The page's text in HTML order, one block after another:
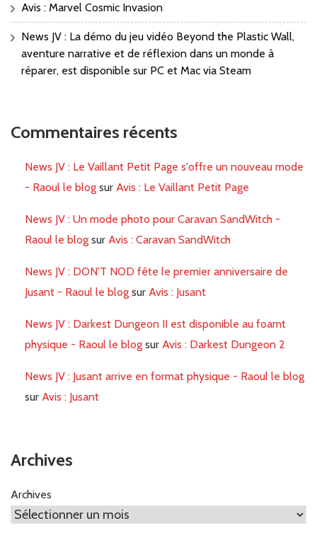
Avis : Marvel Cosmic Invasion
News JV : La démo du jeu vidéo Beyond the Plastic Wall,
aventure narrative et de réflexion dans un monde à
réparer, est disponible sur PC et Mac via Steam
Commentaires récents
News JV : Le Vaillant Petit Page s'offre un nouveau mode
- Raoul le blog sur Avis : Le Vaillant Petit Page
News JV : Un mode photo pour Caravan SandWitch -
Raoul le blog sur Avis : Caravan SandWitch
News JV : DON'T NOD fête le premier anniversaire de
Jusant - Raoul le blog sur Avis : Jusant
News JV : Darkest Dungeon II est disponible au foamt
physique - Raoul le blog sur Avis : Darkest Dungeon 2
News JV : Jusant arrive en format physique - Raoul le blog
sur Avis : Jusant
Archives
Archives